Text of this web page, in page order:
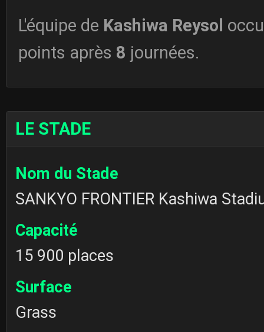
L'équipe de Kashiwa Reysol
points après 8 journées.
LE STADE
Nom du Stade
SANKYO FRONTIER Kashiwa
Capacité
15 900 places
Surface
Grass